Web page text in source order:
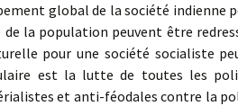
global de la société indienne
la population peuvent être
pour une société socialiste
est la lutte de toutes les
et anti-féodales contre la